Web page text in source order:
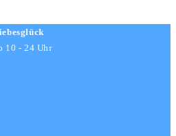
10 - 24 Uhr